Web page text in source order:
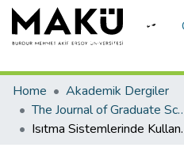
Home
Akademik Dergiler
The Journal of Graduate School of Natural
Isıtma